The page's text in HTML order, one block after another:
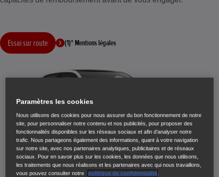
Essai sur route (1)* Mentions légales
Paramètres les cookies
Nous utilisons des cookies pour nous assurer du bon fonctionnement de notre
site, pour personnaliser notre contenu et nos publicités, pour proposer des
fonctionnalités disponibles sur les réseaux sociaux et afin d’analyser notre
trafic. Nous partageons également des informations, quant à votre navigation
sur notre site, avec nos partenaires analytiques, publicitaires et de réseaux
sociaux. Pour en savoir plus sur les cookies, les données que nous utilisons,
les traitements que nous réalisons et les partenaires avec qui nous travaillons,
vous pouvez consulter notre
politique de confidentialité